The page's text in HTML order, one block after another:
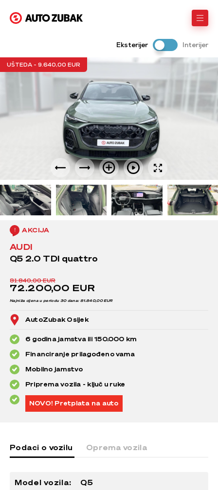
Eksterijer Interijer
UŠTEDA - 9.640,00 EUR
AKCIJA
AUDI
Q5 2.0 TDI quattro
81.840,00 EUR
72.200,00 EUR
Najniža cijena u periodu 30 dana: 81.840,00 EUR
AutoZubak Osijek
6 godina jamstva ili 150.000 km
Financiranje prilagođeno vama
Mobilno jamstvo
Priprema vozila - ključ u ruke
NOVO! Pretplata na auto
Podaci o vozilu Oprema vozila
Model vozila: Q5